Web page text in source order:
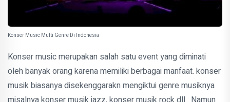
Konser Music Multi Genre Di Indonesia
Konser music merupakan salah satu event yang diminati
oleh banyak orang karena memiliki berbagai manfaat. konser
musik biasanya disekenggarakn mengiktui genre musiknya